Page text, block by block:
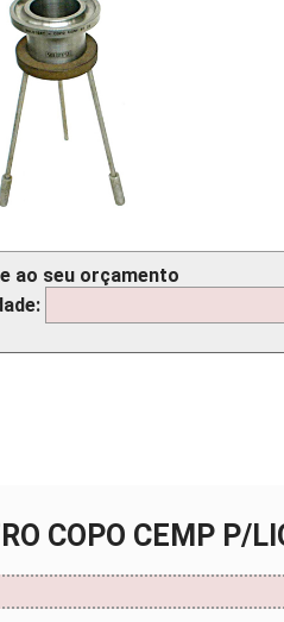
ao seu orçamento
COPO CEMP P/